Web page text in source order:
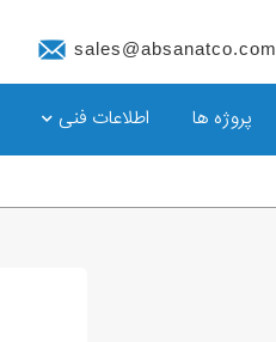
sales@absanatco.com
پروژه ها اطلاعات فنی